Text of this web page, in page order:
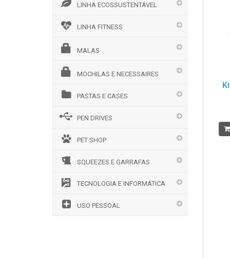
LINHA ECOSSUSTENTÁVEL
LINHA FITNESS
MALAS
MOCHILAS E NECESSAIRES
PASTAS E CASES
PEN DRIVES
PET SHOP
SQUEEZES E GARRAFAS
TECNOLOGIA E INFORMÁTICA
USO PESSOAL